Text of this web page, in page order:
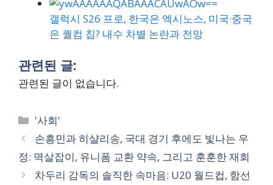
갤럭시 S26 프로, 한국은 엑시노스, 미국·중국
은 퀄컴 칩? 내수 차별 논란과 전망
관련된 글:
관련된 글이 없습니다.
Categories
'사회'
손흥민과 히샬리송, 국대 경기 후에도 빛나는 우
정: 멱살잡이, 유니폼 교환 약속, 그리고 훈훈한 재회
차두리 감독의 솔직한 속마음: U20 월드컵, 함선